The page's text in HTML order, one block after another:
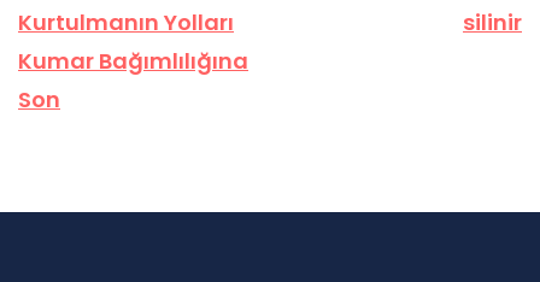
Kurtulmanın Yolları
Kumar Bağımlılığına
Son
silinir